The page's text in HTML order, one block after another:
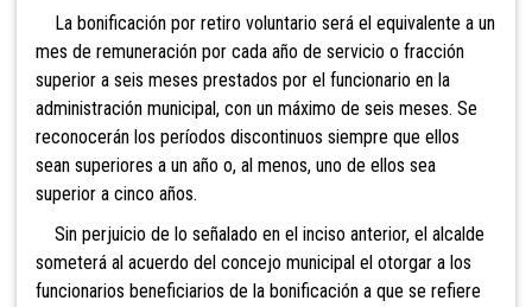
La bonificación por retiro voluntario será el equivalente a un
mes de remuneración por cada año de servicio o fracción
superior a seis meses prestados por el funcionario en la
administración municipal, con un máximo de seis meses. Se
reconocerán los períodos discontinuos siempre que ellos
sean superiores a un año o, al menos, uno de ellos sea
superior a cinco años.
Sin perjuicio de lo señalado en el inciso anterior, el alcalde
someterá al acuerdo del concejo municipal el otorgar a los
funcionarios beneficiarios de la bonificación a que se refiere